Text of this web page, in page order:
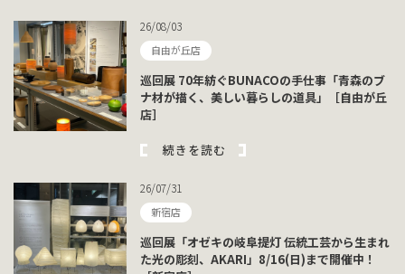
26/08/03
自由が丘店
巡回展 70年紡ぐBUNACOの手仕事「青森のブ
ナ材が描く、美しい暮らしの道具」［自由が丘
店］
続きを読む
26/07/31
新宿店
巡回展「オゼキの岐阜提灯 伝統工芸から生まれ
た光の彫刻、AKARI」8/16(日)まで開催中！